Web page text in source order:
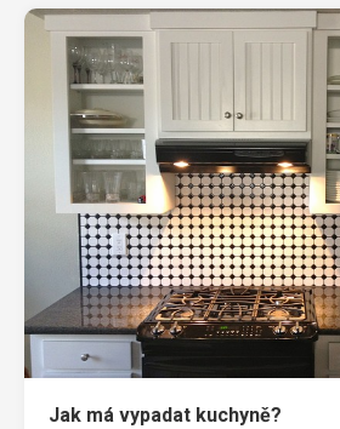
Jak má vypadat kuchyně?